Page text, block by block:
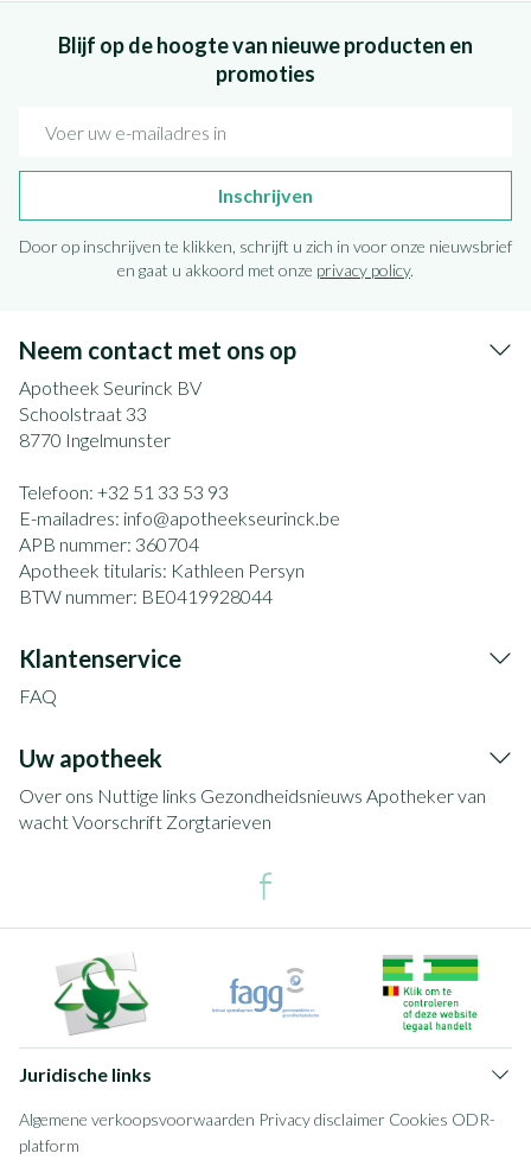
Blijf op de hoogte van nieuwe producten en
promoties
Inschrijven
Door op inschrijven te klikken, schrijft u zich in voor onze nieuwsbrief
en gaat u akkoord met onze privacy policy.
Neem contact met ons op
Apotheek Seurinck BV
Schoolstraat 33
8770 Ingelmunster
Telefoon: +32 51 33 53 93
E-mailadres: info@apotheekseurinck.be
APB nummer: 360704
Apotheek titularis: Kathleen Persyn
BTW nummer: BE0419928044
Klantenservice
FAQ
Uw apotheek
Over ons Nuttige links Gezondheidsnieuws Apotheker van
wachtVoorschrift Zorgtarieven
Juridische links
Algemene verkoopsvoorwaarden Privacy disclaimer Cookies ODR-
platform